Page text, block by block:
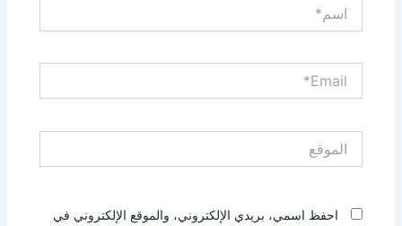
احفظ اسمي، بريدي الإلكتروني، والموقع الإلكتروني في